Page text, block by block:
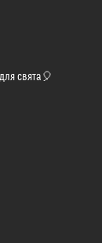
свята🎈